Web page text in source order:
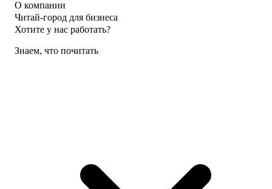
О компании
Читай-город для бизнеса
Хотите у нас работать?
Знаем, что почитать